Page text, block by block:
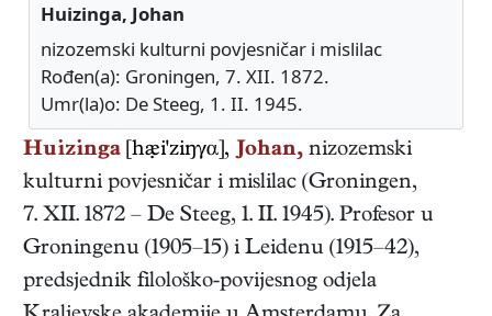
Huizinga, Johan
nizozemski kulturni povjesničar i mislilac
Rođen(a): Groningen, 7. XII. 1872.
Umr(la)o: De Steeg, 1. II. 1945.
Huizinga [hi'ziŋγα], Johan, nizozemski
kulturni povjesničar i mislilac (Groningen,
7. XII. 1872 – De Steeg, 1. II. 1945). Profesor u
Groningenu (1905–15) i Leidenu (1915–42),
predsjednik filološko-povijesnog odjela